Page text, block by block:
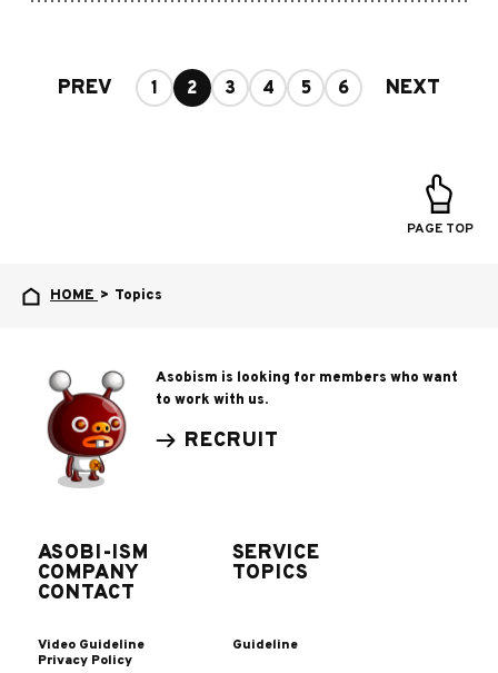
PREV 1 2 3 4 5 6 NEXT
PAGE TOP
HOME > Topics
Asobism is looking for members who want
to work with us.
RECRUIT
ASOBI-ISM SERVICE
COMPANY TOPICS
CONTACT
Video Guideline
Guideline
Privacy Policy